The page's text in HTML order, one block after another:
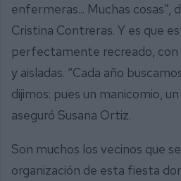
enfermeras... Muchas cosas”,
Cristina Contreras. Y es que
perfectamente recreado, con
y aisladas. “Cada año
dijimos: pues un manicomio,
aseguró Susana Ortiz.
Son muchos los vecinos que
organización de esta fiesta